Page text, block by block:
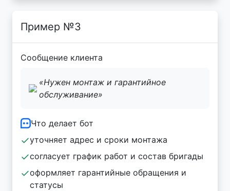
Пример №3
Сообщение клиента
«Нужен монтаж и гарантийное
обслуживание»
Что делает бот
уточняет адрес и сроки монтажа
согласует график работ и состав бригады
оформляет гарантийные обращения и
статусы